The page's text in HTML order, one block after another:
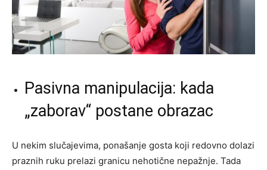
Pasivna manipulacija: kada
„zaborav“ postane obrazac
U nekim slučajevima, ponašanje gosta koji redovno dolazi
praznih ruku prelazi granicu nehotične nepažnje. Tada